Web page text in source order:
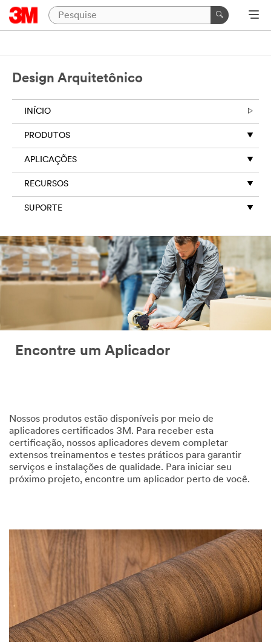
Design Arquitetônico
INÍCIO
PRODUTOS
APLICAÇÕES
RECURSOS
SUPORTE
Encontre um Aplicador
Nossos produtos estão disponíveis por meio de
aplicadores certificados 3M. Para receber esta
certificação, nossos aplicadores devem completar
extensos treinamentos e testes práticos para garantir
serviços e instalações de qualidade. Para iniciar seu
próximo projeto, encontre um aplicador perto de você.